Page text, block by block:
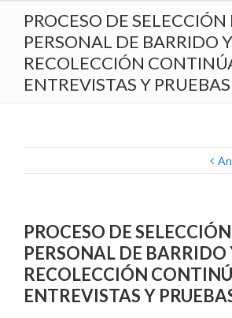
PROCESO DE SELECCIÓN
PERSONAL DE BARRIDO Y
RECOLECCIÓN
ENTREVISTAS Y
PROCESO DE
PERSONAL DE BARRIDO
RECOLECCIÓN
ENTREVISTAS Y